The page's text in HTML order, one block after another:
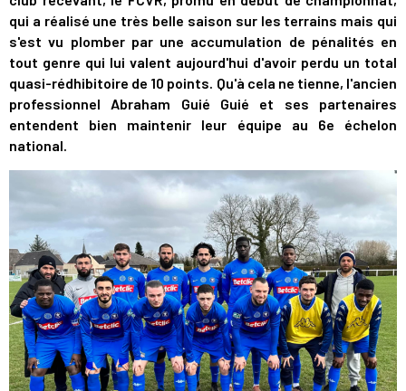
qui a réalisé une très belle saison sur les terrains mais qui
s'est vu plomber par une accumulation de pénalités en
tout genre qui lui valent aujourd'hui d'avoir perdu un total
quasi-rédhibitoire de 10 points. Qu'à cela ne tienne, l'ancien
professionnel Abraham Guié Guié et ses partenaires
entendent bien maintenir leur équipe au 6e échelon
national.